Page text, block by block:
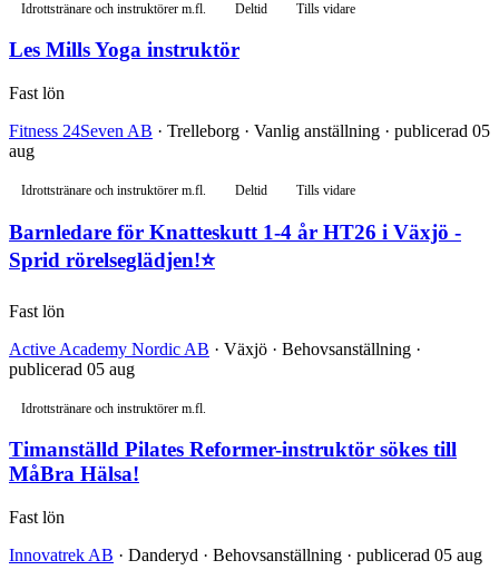
Idrottstränare och instruktörer m.fl. Deltid Tills vidare
Les Mills Yoga instruktör
Fast lön
Fitness 24Seven AB · Trelleborg · Vanlig anställning · publicerad 05
aug
Idrottstränare och instruktörer m.fl. Deltid Tills vidare
Barnledare för Knatteskutt 1-4 år HT26 i Växjö -
Sprid rörelseglädjen!⭐
Fast lön
Active Academy Nordic AB · Växjö · Behovsanställning ·
publicerad 05 aug
Idrottstränare och instruktörer m.fl.
Timanställd Pilates Reformer-instruktör sökes till
MåBra Hälsa!
Fast lön
Innovatrek AB · Danderyd · Behovsanställning · publicerad 05 aug